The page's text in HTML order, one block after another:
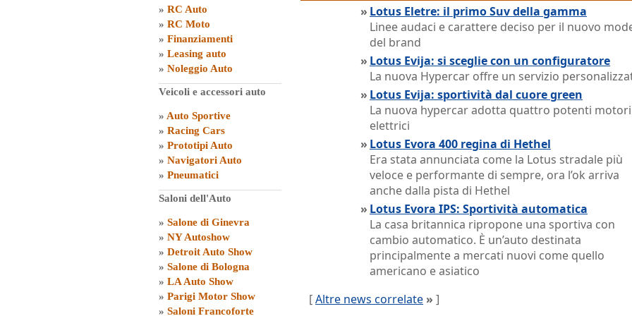
» RC Auto
» RC Moto
» Finanziamenti
» Leasing auto
» Noleggio Auto
Veicoli e accessori auto
» Auto Sportive
» Racing Cars
» Prototipi Auto
» Navigatori Auto
» Pneumatici
Saloni dell'Auto
» Salone di Ginevra
» NY Autoshow
» Detroit Auto Show
» Salone di Bologna
» LA Auto Show
» Parigi Motor Show
» Saloni Francoforte
» Lotus Eletre: il primo Suv della gamma
Linee audaci e carattere deciso per il nuovo
del brand
» Lotus Evija: si sceglie con un configuratore
La nuova Hypercar offre un servizio
» Lotus Evija: sportività dal cuore green
La nuova hypercar adotta quattro potenti motori
elettrici
» Lotus Evora 400 regina di Hethel
Era stata annunciata come la Lotus stradale più
veloce e performante di sempre, ora l’ok arriva
anche dalla pista di Hethel
» Lotus Evora IPS: Sportività automatica
La casa britannica ripropone una sportiva con
cambio automatico. È un’auto destinata
principalmente a mercati nuovi come quello
americano e asiatico
[Altre news correlate » ]